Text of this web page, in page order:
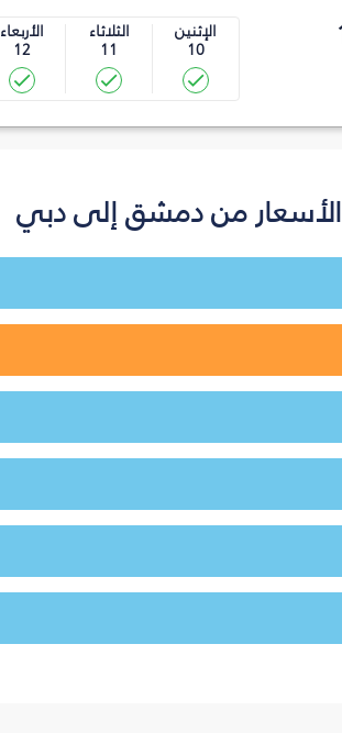
الإثنين
10
الثلاثاء
11
الأربعاء
12
من دمشق إلى دبي